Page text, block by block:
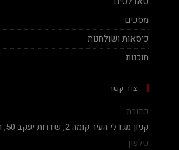
מסכים
כיסאות ושולחנות
תוכנות
צור קשר
כתובת
קניון מגדלי העיר קומה 2, שדרות יעקב 50, ראשון לציון.
טלפון